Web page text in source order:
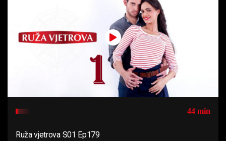
44 min
Ruža vjetrova S01 Ep179